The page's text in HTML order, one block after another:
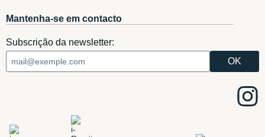
Mantenha-se em contacto
Subscrição da newsletter: